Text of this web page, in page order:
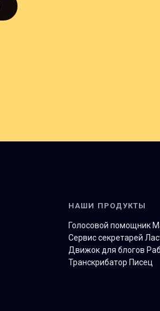
НАШИ ПРОДУКТЫ
Голосовой помощник
Сервис секретарей
Движок для блогов
Транскрибатор Писец